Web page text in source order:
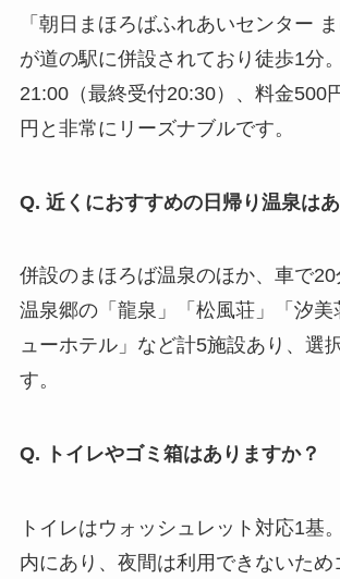
「朝日まほろばふれあいセンター ま
が道の駅に併設されており徒歩1分
21:00（最終受付20:30）、料金500
円と非常にリーズナブルです。
Q. 近くにおすすめの日帰り温泉は
併設のまほろば温泉のほか、車で
温泉郷の「龍泉」「松風荘」「汐美
ューホテル」など計5施設あり、選
す。
Q. トイレやゴミ箱はありますか？
トイレはウォッシュレット対応1基
内にあり、夜間は利用できないため